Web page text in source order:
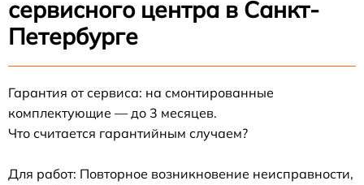
сервисного центра в Санкт-
Петербурге
Гарантия от сервиса: на смонтированные
комплектующие — до 3 месяцев.
Что считается гарантийным случаем?
Для работ: Повторное возникновение неисправности,